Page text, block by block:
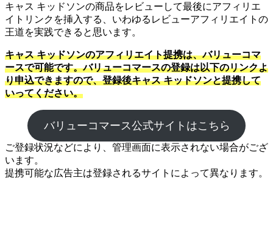
キャス キッドソンの商品をレビューして最後にアフィリエ
イトリンクを挿入する、いわゆるレビューアフィリエイトの
王道を実践できると思います。
キャス キッドソンのアフィリエイト提携は、バリューコマ
ースで可能です。バリューコマースの登録は以下のリンクよ
り申込できますので、登録後キャス キッドソンと提携して
いってください。
バリューコマース公式サイトはこちら
ご登録状況などにより、管理画面に表示されない場合がござ
います。
提携可能な広告主は登録されるサイトによって異なります。